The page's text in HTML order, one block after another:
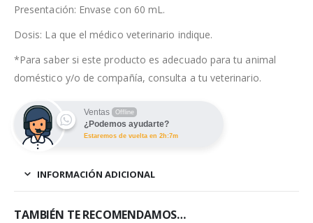
Presentación: Envase con 60 mL.
Dosis: La que el médico veterinario indique.
*Para saber si este producto es adecuado para tu animal
doméstico y/o de compañía, consulta a tu veterinario.
Ventas Offline
¿Podemos ayudarte?
Estaremos de vuelta en 2h:7m
INFORMACIÓN ADICIONAL
TAMBIÉN TE RECOMENDAMOS…